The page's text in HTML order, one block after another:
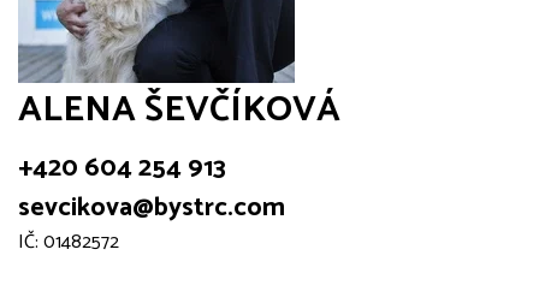
ALENA ŠEVČÍKOVÁ
+420 604 254 913
sevcikova@bystrc.com
IČ: 01482572